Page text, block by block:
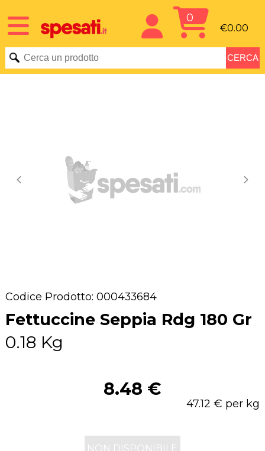
0
€0.00
Codice Prodotto: 000433684
Fettuccine Seppia Rdg 180 Gr
0.18 Kg
8.48 €
47.12 € per kg
NON DISPONIBILE